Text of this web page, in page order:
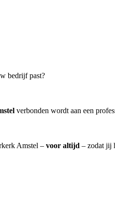
bedrijf past?
verbonden wordt aan een
Amstel – voor altijd – zodat jij